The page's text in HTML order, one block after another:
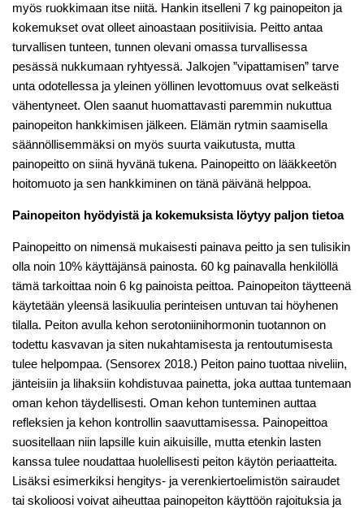
myös ruokkimaan itse niitä. Hankin itselleni 7 kg painopeiton ja
kokemukset ovat olleet ainoastaan positiivisia. Peitto antaa
turvallisen tunteen, tunnen olevani omassa turvallisessa
pesässä nukkumaan ryhtyessä. Jalkojen ”vipattamisen” tarve
unta odotellessa ja yleinen yöllinen levottomuus ovat selkeästi
vähentyneet. Olen saanut huomattavasti paremmin nukuttua
painopeiton hankkimisen jälkeen. Elämän rytmin saamisella
säännöllisemmäksi on myös suurta vaikutusta, mutta
painopeitto on siinä hyvänä tukena. Painopeitto on lääkkeetön
hoitomuoto ja sen hankkiminen on tänä päivänä helppoa.
Painopeiton hyödyistä ja kokemuksista löytyy paljon tietoa
Painopeitto on nimensä mukaisesti painava peitto ja sen tulisikin
olla noin 10% käyttäjänsä painosta. 60 kg painavalla henkilöllä
tämä tarkoittaa noin 6 kg painoista peittoa. Painopeiton täytteenä
käytetään yleensä lasikuulia perinteisen untuvan tai höyhenen
tilalla. Peiton avulla kehon serotoniinihormonin tuotannon on
todettu kasvavan ja siten nukahtamisesta ja rentoutumisesta
tulee helpompaa. (Sensorex 2018.) Peiton paino tuottaa niveliin,
jänteisiin ja lihaksiin kohdistuvaa painetta, joka auttaa tuntemaan
oman kehon täydellisesti. Oman kehon tunteminen auttaa
refleksien ja kehon kontrollin saavuttamisessa. Painopeittoa
suositellaan niin lapsille kuin aikuisille, mutta etenkin lasten
kanssa tulee noudattaa huolellisesti peiton käytön periaatteita.
Lisäksi esimerkiksi hengitys- ja verenkiertoelimistön sairaudet
tai skolioosi voivat aiheuttaa painopeiton käyttöön rajoituksia ja